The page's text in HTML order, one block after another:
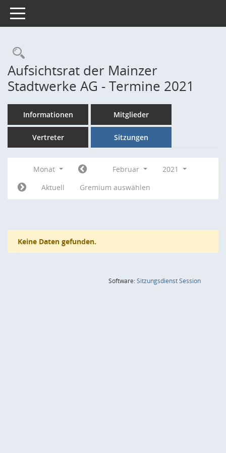
Toggle navigation
Rechercheauswahl
Aufsichtsrat der Mainzer
Stadtwerke AG - Termine 2021
Informationen Mitglieder
Vertreter Sitzungen
Monat Februar
2021
Aktuell
Gremium auswählen
Keine Daten gefunden.
Software:SitzungsdienstSession(Wird in